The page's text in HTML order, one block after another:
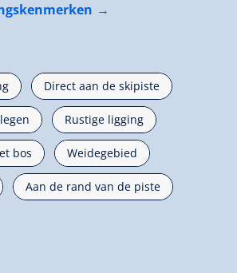
Direct aan de skipiste
Rustige ligging
bos Weidegebied
Aan de rand van de piste